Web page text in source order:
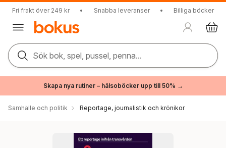
Fri frakt över 249 kr • Snabba leveranser • Billiga böcker
Sök bok, spel, pussel, penna...
Skapa nya rutiner – hälsoböcker upp till 50% →
Samhälle och politik Reportage, journalistik och krönikor